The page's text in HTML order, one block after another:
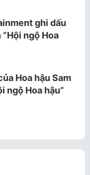
ghi dấu
ngộ Hoa
Hoa hậu Sam
ngộ Hoa hậu”